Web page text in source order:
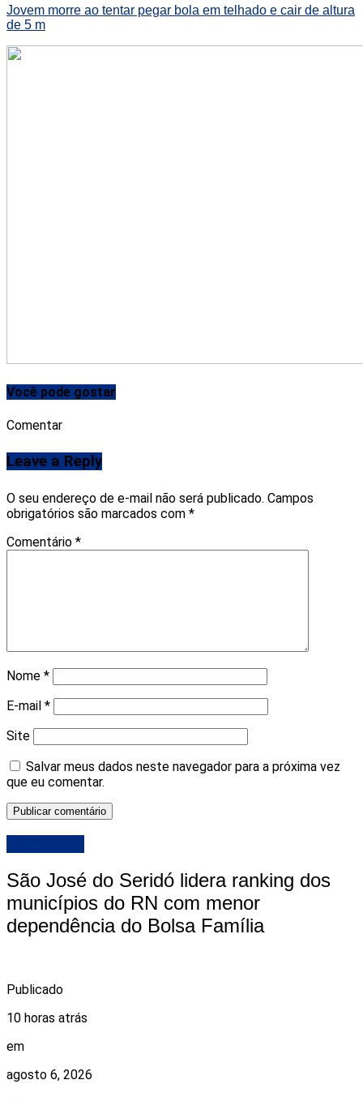
Jovem morre ao tentar pegar bola em telhado e cair de altura
de 5 m
Você pode gostar
Comentar
Leave a Reply
O seu endereço de e-mail não será publicado. Campos
obrigatórios são marcados com *
Comentário *
Nome *
E-mail *
Site
Salvar meus dados neste navegador para a próxima vez
que eu comentar.
São José do Seridó lidera ranking dos
municípios do RN com menor
dependência do Bolsa Família
Publicado
10 horas atrás
em
agosto 6, 2026